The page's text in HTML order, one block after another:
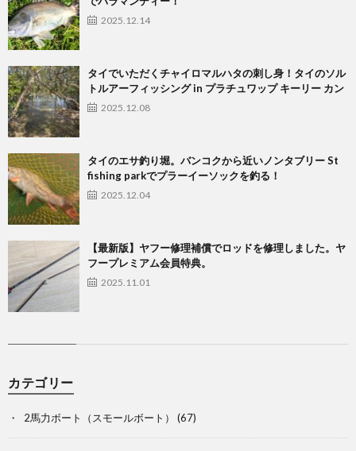
2025.12.14
タイでいただくチャイロマルハタの刺し身！タイのソル
トルアーフィッシング in プラチュワップ キーリー カン
2025.12.08
タイのエサ釣り堀。バンコクから近いノンタブリー St
fishing parkでプラーイーソックを釣る！
2025.12.04
【最新版】ヤフー修理補償でロッドを修理しました。ヤ
フープレミアム会員特典。
2025.11.01
カテゴリー
2馬力ボート（スモールボート） (67)